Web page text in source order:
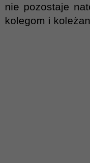
nie pozostaje
kolegom i